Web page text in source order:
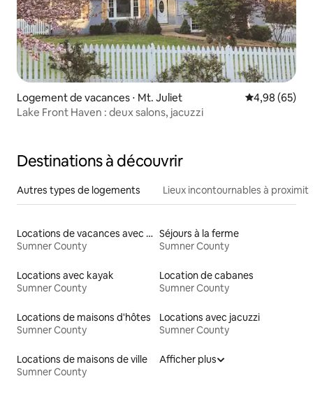
Logement de vacances ⋅ Mt. Juliet Évaluation
4,98 (65)
Lake Front Haven : deux salons, jacuzzi
Destinations à découvrir
Autres types de logements Lieux incontournables à
Locations de vacances avec piscine
Sumner County
Séjours à la ferme
Sumner County
Locations avec kayak
Sumner County
Location de cabanes
Sumner County
Locations de maisons d'hôtes
Sumner County
Locations avec jacuzzi
Sumner County
Locations de maisons de ville
Sumner County
Afficher plus